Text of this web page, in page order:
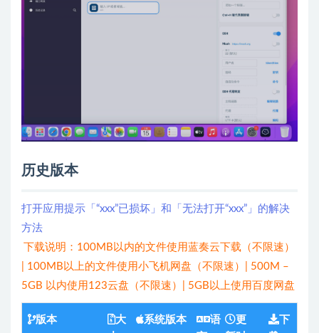
历史版本
打开应用提示「“xxx”已损坏」和「无法打开“xxx”」的解决
方法
下载说明：100MB以内的文件使用蓝奏云下载（不限速）
| 100MB以上的文件使用小飞机网盘（不限速）| 500M –
5GB 以内使用123云盘（不限速）| 5GB以上使用百度网盘
版本
大
系统版本
语
更
下